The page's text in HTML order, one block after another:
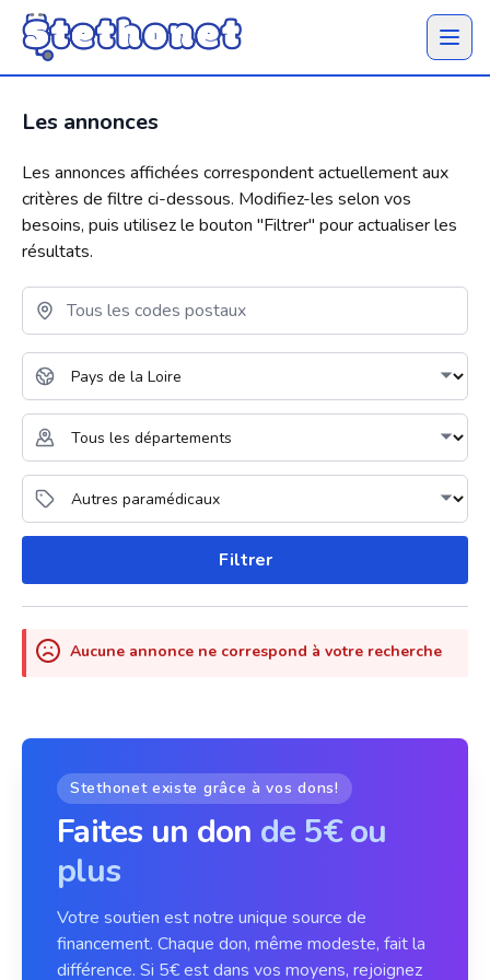
Ouvrir
Les annonces
Les annonces affichées correspondent actuellement aux
critères de filtre ci-dessous. Modifiez-les selon vos
besoins, puis utilisez le bouton "Filtrer" pour actualiser les
résultats.
Filtrer
Aucune annonce ne correspond à votre recherche
Stethonet existe grâce à vos dons!
Faites un don de 5€ ou
plus
Votre soutien est notre unique source de
financement. Chaque don, même modeste, fait la
différence. Si 5€ est dans vos moyens, rejoignez